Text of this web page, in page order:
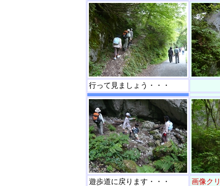
行って見ましょう・・・
遊歩道に戻ります・・・
画像ク